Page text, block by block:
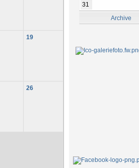
19
26
31
Archive